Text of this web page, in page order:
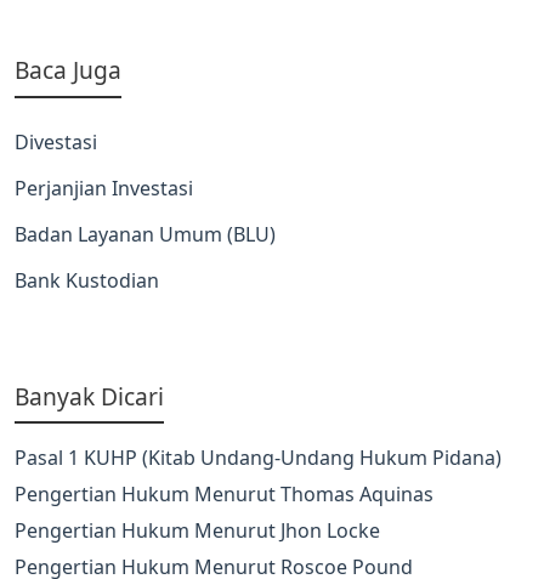
Baca Juga
Divestasi
Perjanjian Investasi
Badan Layanan Umum (BLU)
Bank Kustodian
Banyak Dicari
Pasal 1 KUHP (Kitab Undang-Undang Hukum Pidana)
Pengertian Hukum Menurut Thomas Aquinas
Pengertian Hukum Menurut Jhon Locke
Pengertian Hukum Menurut Roscoe Pound